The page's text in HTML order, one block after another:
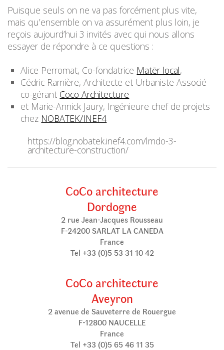
Puisque seuls on ne va pas forcément plus vite,
mais qu’ensemble on va assurément plus loin, je
reçois aujourd’hui 3 invités avec qui nous allons
essayer de répondre à ce questions :
Alice Perromat, Co-fondatrice Matēr local,
Cédric Ramière, Architecte et Urbaniste Associé
co-gérant Coco Architecture
et Marie-Annick Jaury, Ingénieure chef de projets
chez NOBATEK/INEF4
https://blog.nobatek.inef4.com/lmdo-3-
architecture-construction/
CoCo architecture
Dordogne
2 rue Jean-Jacques Rousseau
F-24200 SARLAT LA CANEDA
France
Tel +33 (0)5 53 31 10 42
CoCo architecture
Aveyron
2 avenue de Sauveterre de Rouergue
F-12800 NAUCELLE
France
Tel +33 (0)5 65 46 11 35